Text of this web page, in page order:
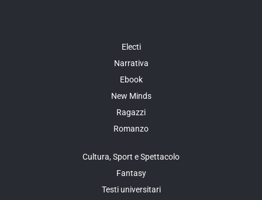
Electi
Narrativa
Ebook
New Minds
Ragazzi
Romanzo
Cultura, Sport e Spettacolo
Fantasy
Testi universitari